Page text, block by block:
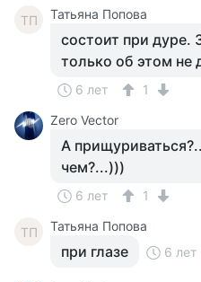
ТП Татьяна Попова
состоит при дуре.
только об этом не
6 лет
1
Zero Vector
А
чем?...)))
6 лет 1
ТП Татьяна Попова
при глазе 6 лет